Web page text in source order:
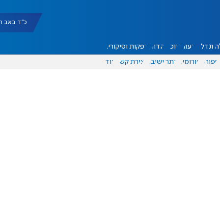
כ"ד באב תשפ"ו
ונדל"ן דעות אוכל יהדות הפקות וסיקורים
ספורט פורומים אתר ישיבה יצירת קשר עוד